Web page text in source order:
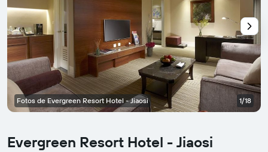
Evergreen Resort Hotel - Jiaosi
Fotos de Evergreen Resort Hotel - Jiaosi 1/18